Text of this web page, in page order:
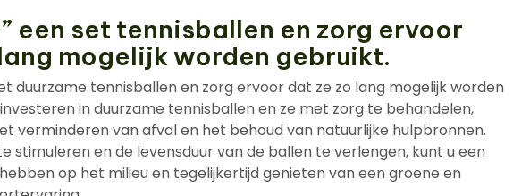
een set tennisballen en zorg ervoor
mogelijk worden gebruikt.
duurzame tennisballen en zorg ervoor dat ze zo lang mogelijk worden
in duurzame tennisballen en ze met zorg te behandelen,
verminderen van afval en het behoud van natuurlijke hulpbronnen.
stimuleren en de levensduur van de ballen te verlengen, kunt u een
op het milieu en tegelijkertijd genieten van een groene en